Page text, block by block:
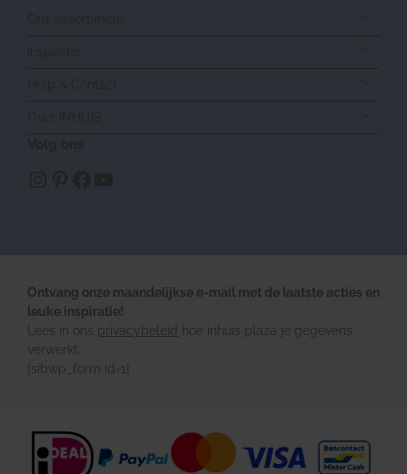
Ontvang onze maandelijkse e-mail met de laatste acties en
leuke inspiratie!
Lees in ons privacybeleid
hoe inhuis plaza je gegevens
verwerkt.
[sibwp_form id=1]